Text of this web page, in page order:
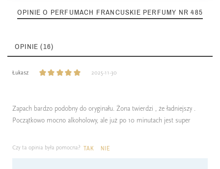
OPINIE O PERFUMACH FRANCUSKIE PERFUMY NR 485
OPINIE (16)
Łukasz 2025-11-30
Zapach bardzo podobny do oryginału. Żona twierdzi , że ładniejszy .
Początkowo mocno alkoholowy, ale już po 10 minutach jest super
Czy ta opinia była pomocna? TAK NIE